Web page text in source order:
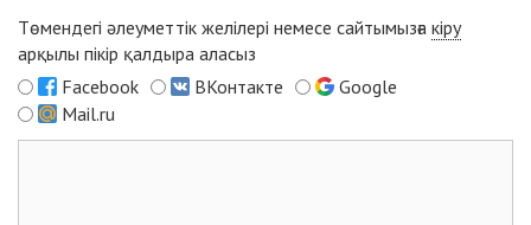
Төмендегі әлеуметтік желілері немесе сайтымызға кіру
арқылы пікір қалдыра аласыз
Facebook
ВКонтакте
Google
Mail.ru